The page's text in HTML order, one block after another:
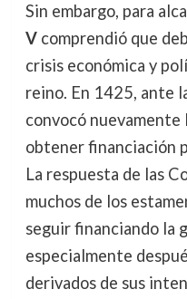
Sin embargo, para
Vcomprendió que
crisis económica y
reino. En 1425, ante
convocó nuevamente
obtener financiación
La respuesta de las
muchos de los
seguir financiando la
especialmente
derivados de sus